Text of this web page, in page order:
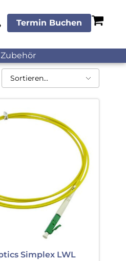
Termin Buchen
Zubehör
Simplex LWL